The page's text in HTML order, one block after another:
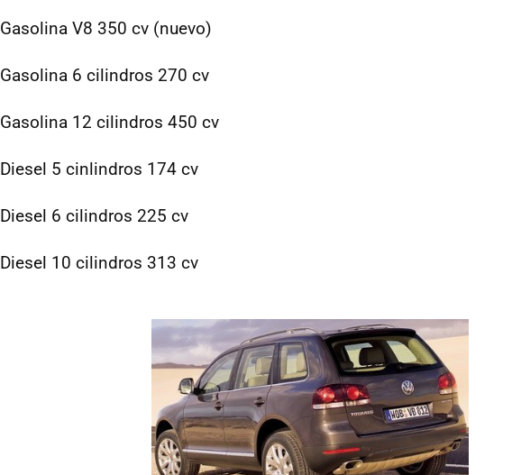
Gasolina V8 350 cv (nuevo)
Gasolina 6 cilindros 270 cv
Gasolina 12 cilindros 450 cv
Diesel 5 cinlindros 174 cv
Diesel 6 cilindros 225 cv
Diesel 10 cilindros 313 cv